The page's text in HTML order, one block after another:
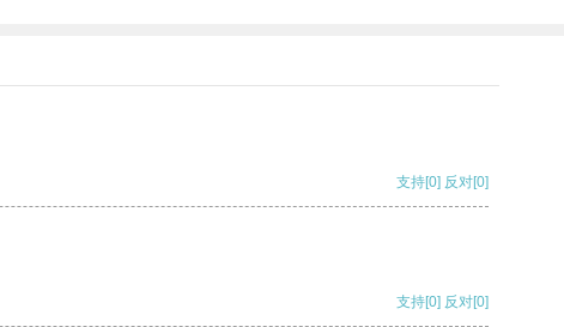
支持[0] 反对[0]
支持[0] 反对[0]